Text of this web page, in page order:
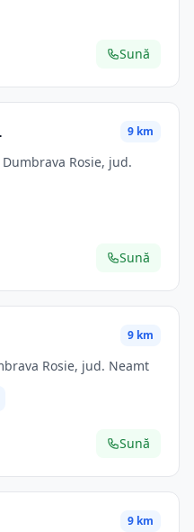
Sună
9 km
Sună
9 km
Rosie, jud. Neamt
Sună
9 km